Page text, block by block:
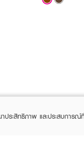
How to Use :
ประสิทธิภาพ และประสบการ